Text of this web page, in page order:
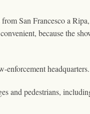
San Francesco a
because the
headquarters.
and pedestrians,